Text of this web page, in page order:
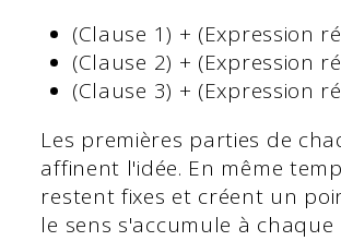
(Clause 1) + (Expression
(Clause 2) + (Expression
(Clause 3) + (Expression
Les premières parties de
affinent l'idée. En même
restent fixes et créent un
le sens s'accumule à